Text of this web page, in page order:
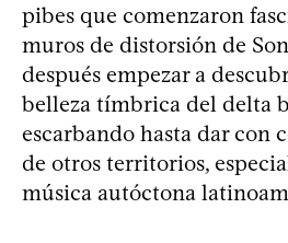
pibes que comenzaron
muros de distorsión de
después empezar a
belleza tímbrica del delta
escarbando hasta dar con
de otros territorios,
música autóctona